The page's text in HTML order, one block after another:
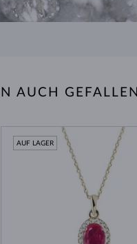
AUCH GEFALLEN
AUF LAGER